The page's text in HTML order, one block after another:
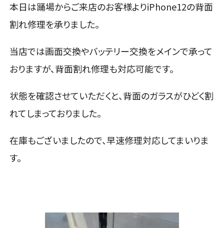
本日は踊場からご来店のお客様よりiPhone12の背面
割れ修理を承りました。
当店では画面交換やバッテリー交換をメインで承って
おりますが、背面割れ修理も対応可能です。
状態を確認させていただくと、背面のガラスがひどく割
れてしまっておりました。
在庫もございましたので、早速修理対応してまいりま
す。